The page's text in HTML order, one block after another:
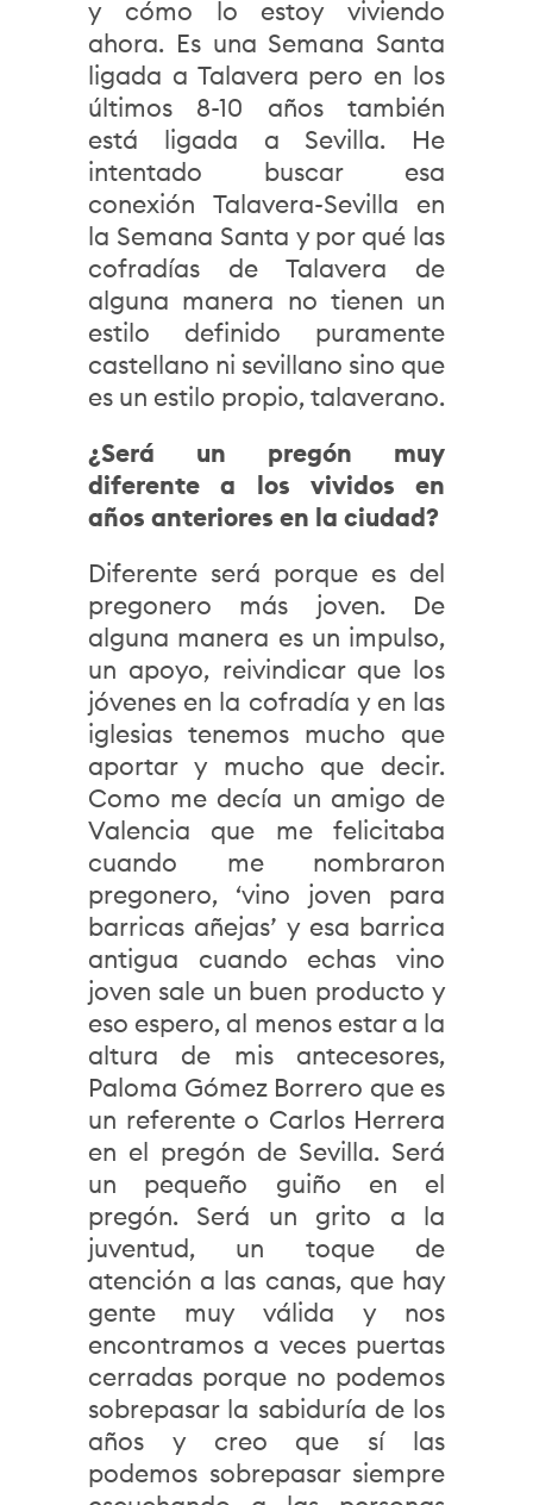
y cómo lo estoy viviendo
ahora. Es una Semana Santa
ligada a Talavera pero en los
últimos 8-10 años también
está ligada a Sevilla. He
intentado buscar esa
conexión Talavera-Sevilla en
la Semana Santa y por qué las
cofradías de Talavera de
alguna manera no tienen un
estilo definido puramente
castellano ni sevillano sino que
es un estilo propio, talaverano.
¿Será un pregón muy
diferente a los vividos en
años anteriores en la ciudad?
Diferente será porque es del
pregonero más joven. De
alguna manera es un impulso,
un apoyo, reivindicar que los
jóvenes en la cofradía y en las
iglesias tenemos mucho que
aportar y mucho que decir.
Como me decía un amigo de
Valencia que me felicitaba
cuando me nombraron
pregonero, ‘vino joven para
barricas añejas’ y esa barrica
antigua cuando echas vino
joven sale un buen producto y
eso espero, al menos estar a la
altura de mis antecesores,
Paloma Gómez Borrero que es
un referente o Carlos Herrera
en el pregón de Sevilla. Será
un pequeño guiño en el
pregón. Será un grito a la
juventud, un toque de
atención a las canas, que hay
gente muy válida y nos
encontramos a veces puertas
cerradas porque no podemos
sobrepasar la sabiduría de los
años y creo que sí las
podemos sobrepasar siempre